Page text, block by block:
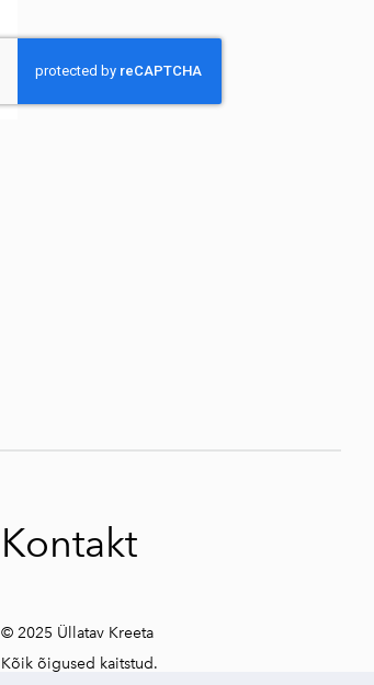
Kontakt
© 2025 Üllatav Kreeta
Kõik õigused kaitstud.